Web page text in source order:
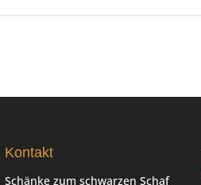
Kontakt
Schänke zum schwarzen Schaf